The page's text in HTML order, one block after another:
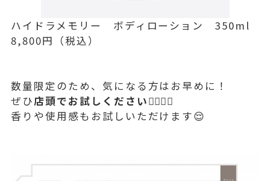
ハイドラメモリー ボディローション 350ml
8,800円（税込）
数量限定のため、気になる方はお早めに！
ぜひ店頭でお試しください🙋🏻‍♀️✨
香りや使用感もお試しいただけます😌